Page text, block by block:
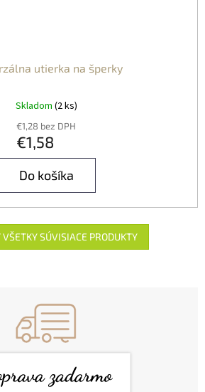
utierka na šperky
Skladom (2 ks)
€1,28 bez DPH
€1,58
Do košíka
SÚVISIACE PRODUKTY